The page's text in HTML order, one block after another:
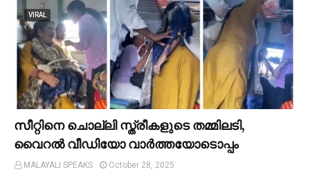
VIRAL
സീറ്റിനെ ചൊല്ലി സ്ത്രീകളുടെ തമ്മിലടി,
വൈറല്‍ വീഡിയോ വാർത്തയോടൊപ്പം
MALAYALI SPEAKS
October 28, 2025